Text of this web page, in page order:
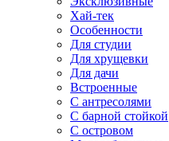
Хай-тек
Особенности
Для студии
Для хрущевки
Для дачи
Встроенные
С антресолями
С барной стойкой
С островом